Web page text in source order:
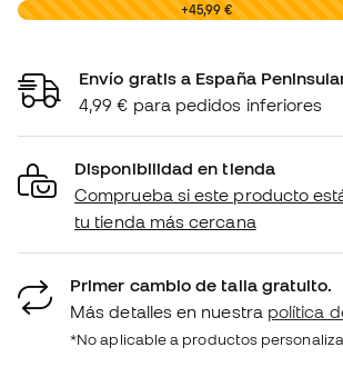
0,00 € +45,99 €
Envío gratis a España
4,99 € para pedidos inferiores
Disponibilidad en tienda
Comprueba si este producto
tu tienda más cercana
Primer cambio de talla gratuito.
Más detalles en nuestra política
*No aplicable a productos